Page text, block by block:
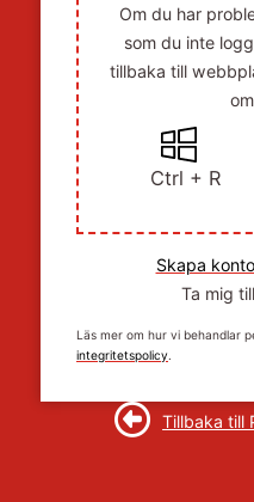
Om du har
som du inte
tillbaka till
Ctrl + R
Skapa
Ta mig till
Läs mer om hur vi behandlar
integritetspolicy.
Tillbaka till